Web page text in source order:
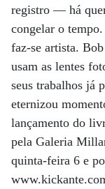
registro — há
congelar o
faz-se artista.
usam as lentes
seus trabalhos já
eternizou
lançamento do
pela Galeria
quinta-feira 6 e